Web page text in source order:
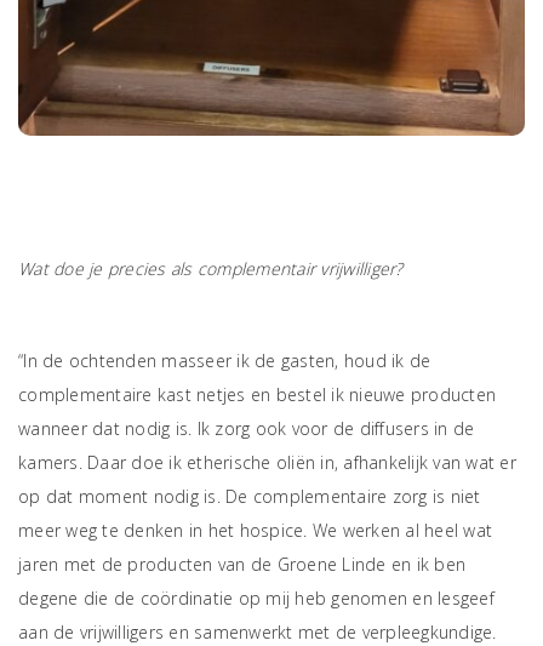
Wat doe je precies als complementair vrijwilliger?
“In de ochtenden masseer ik de gasten, houd ik de
complementaire kast netjes en bestel ik nieuwe producten
wanneer dat nodig is. Ik zorg ook voor de diffusers in de
kamers. Daar doe ik etherische oliën in, afhankelijk van wat er
op dat moment nodig is. De complementaire zorg is niet
meer weg te denken in het hospice. We werken al heel wat
jaren met de producten van de Groene Linde en ik ben
degene die de coördinatie op mij heb genomen en lesgeef
aan de vrijwilligers en samenwerkt met de verpleegkundige.